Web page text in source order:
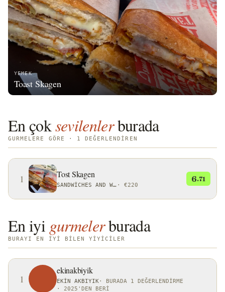
YEMEK
Toast Skagen
En çoksevilenlerburada
GURMELERE GÖRE · 1 DEĞERLENDIREN
1 Tost Skagen
SANDWICHES AND WRAPS
· €220
6.71
En iyi gurmelerburada
BURAYI EN IYI BILEN YIYICILER
1
ekinakbiyik
EKIN AKBIYIK · BURADA 1 DEĞERLENDIRME
· 2025'DEN BERI